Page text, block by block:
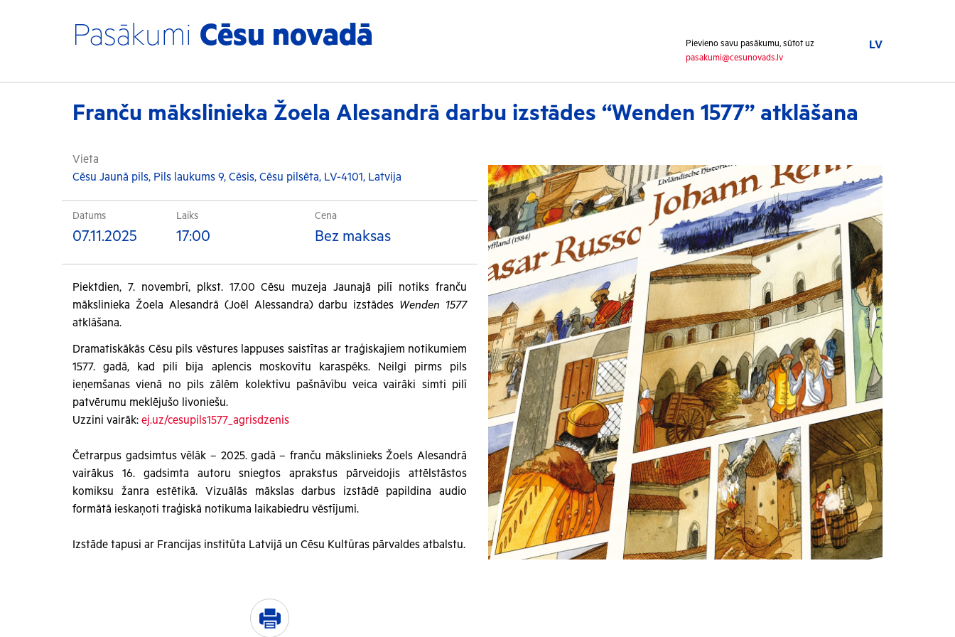
Pasākumi Cēsu novadā LV
Pievieno savu pasākumu, sūtot uz
pasakumi@cesunovads.lv
Franču mākslinieka Žoela Alesandrā darbu izstādes “Wenden 1577” atklāšana
Vieta
Cēsu Jaunā pils, Pils laukums 9, Cēsis, Cēsu pilsēta, LV-4101, Latvija
Datums
07.11.2025
Laiks
17:00
Cena
Bez maksas
Piektdien, 7. novembrī, plkst. 17.00 Cēsu muzeja Jaunajā pilī notiks franču
mākslinieka Žoela Alesandrā (Joël Alessandra) darbu izstādes Wenden 1577
atklāšana.
Dramatiskākās Cēsu pils vēstures lappuses saistītas ar traģiskajiem notikumiem
1577. gadā, kad pili bija aplencis moskovītu karaspēks. Neilgi pirms pils
ieņemšanas vienā no pils zālēm kolektīvu pašnāvību veica vairāki simti pilī
patvērumu meklējušo livoniešu.
Uzzini vairāk: ej.uz/cesupils1577_agrisdzenis
Četrarpus gadsimtus vēlāk – 2025. gadā – franču mākslinieks Žoels Alesandrā
vairākus 16. gadsimta autoru sniegtos aprakstus pārveidojis attēlstāstos
komiksu žanra estētikā. Vizuālās mākslas darbus izstādē papildina audio
formātā ieskaņoti traģiskā notikuma laikabiedru vēstījumi.
Izstāde tapusi ar Francijas institūta Latvijā un Cēsu Kultūras pārvaldes atbalstu.